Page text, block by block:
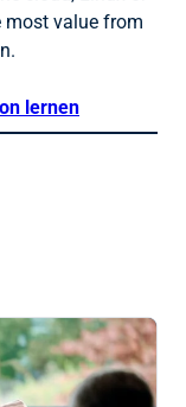
value from
lernen